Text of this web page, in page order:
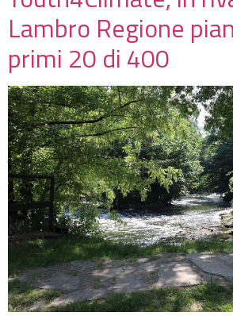
Lambro Regione
primi 20 di 400